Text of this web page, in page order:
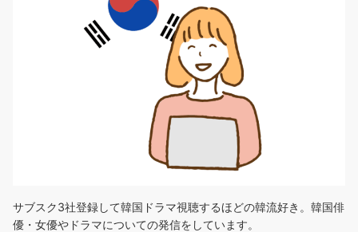
サブスク3社登録して韓国ドラマ視聴するほどの韓流好き。韓国俳
優・女優やドラマについての発信をしています。